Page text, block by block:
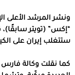
ونشر المرشد الأعلى
“إكس” (تويتر سابقًا)،
ستتغلب إيران على
كما نقلت وكالة فارس